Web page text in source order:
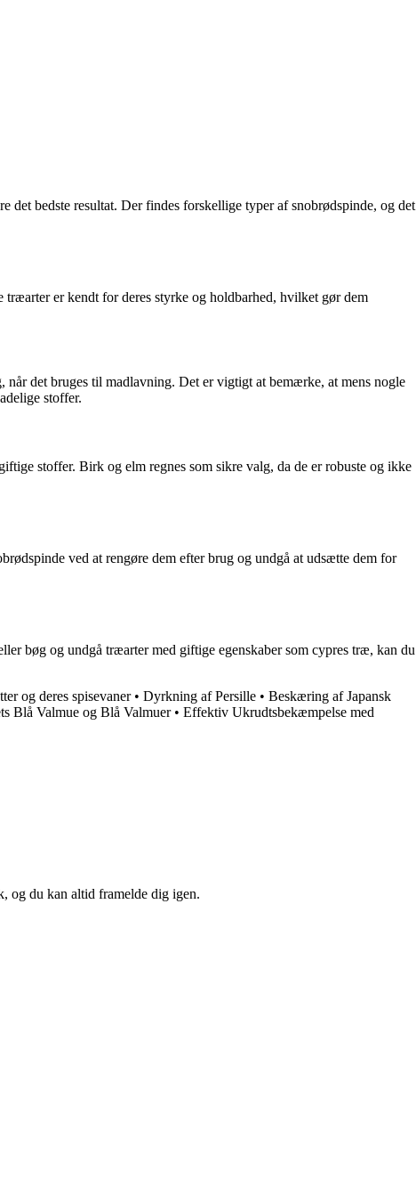
bedste resultat. Der findes forskellige typer af snobrødspinde, og det
er kendt for deres styrke og holdbarhed, hvilket gør dem
det bruges til madlavning. Det er vigtigt at bemærke, at mens nogle
stoffer.
stoffer. Birk og elm regnes som sikre valg, da de er robuste og ikke
ved at rengøre dem efter brug og undgå at udsætte dem for
bøg og undgå træarter med giftige egenskaber som cypres træ, kan du
og deres spisevaner• Dyrkning af Persille • Beskæring af Japansk
Blå Valmue og Blå Valmuer• Effektiv Ukrudtsbekæmpelse med
og du kan altid framelde dig igen.